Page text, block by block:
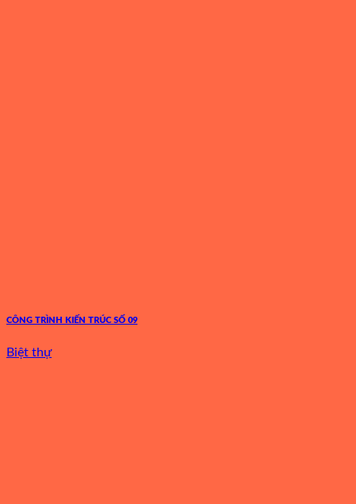
CÔNG TRÌNH KIẾN TRÚC SỐ 09
Biệt thự